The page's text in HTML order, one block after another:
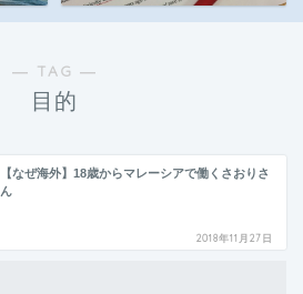
― TAG ―
目的
【なぜ海外】18歳からマレーシアで働くさおりさ
ん
2018年11月27日